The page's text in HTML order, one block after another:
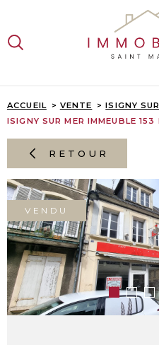
la
recherche
menu
principal
contenu
ACCUEIL VENTE ISIGNY
ISIGNY SUR MER IMMEUBLE
RETOUR
VENDU